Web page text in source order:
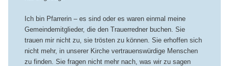
Ich bin Pfarrerin – es sind oder es waren einmal meine
Gemeindemitglieder, die den Trauerredner buchen. Sie
trauen mir nicht zu, sie trösten zu können. Sie erhoffen sich
nicht mehr, in unserer Kirche vertrauenswürdige Menschen
zu finden. Sie fragen nicht mehr nach, was wir zu sagen